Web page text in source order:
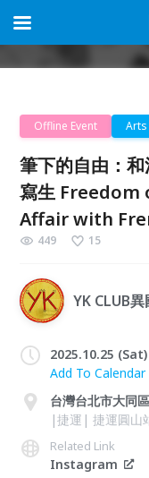
Offline Event Arts
筆下的自由：
寫生 Freedom
Affair with
449 15
YK CLUB
2025.10.25
Add To Calendar
台灣台北市大同
|捷運| 捷運圓山
Related Link
Instagram